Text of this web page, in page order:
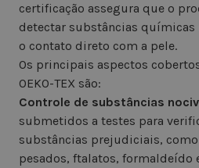
certificação assegura que o
detectar substâncias químicas
o contato direto com a pele.
Os principais aspectos
OEKO-TEX são:
Controle de substâncias
submetidos a testes para
substâncias prejudiciais,
pesados, ftalatos, formaldeído